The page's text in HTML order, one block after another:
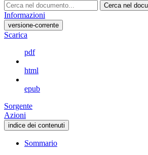
Cerca nel
Informazioni
versione-corrente
Scarica
pdf
html
epub
Sorgente
Azioni
indice dei contenuti
Sommario